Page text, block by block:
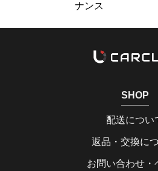
ナンス
SHOP
配送につい
返品・交換に
お問い合わせ・